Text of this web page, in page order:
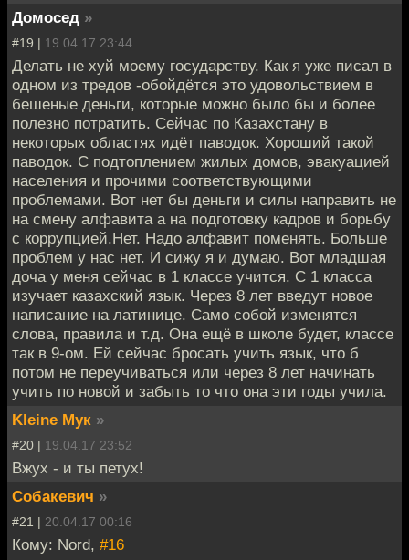
Домосед »
#19 | 19.04.17 23:44
Делать не хуй моему государству. Как я уже писал в
одном из тредов -обойдётся это удовольствием в
бешеные деньги, которые можно было бы и более
полезно потратить. Сейчас по Казахстану в
некоторых областях идёт паводок. Хороший такой
паводок. С подтоплением жилых домов, эвакуацией
населения и прочими соответствующими
проблемами. Вот нет бы деньги и силы направить не
на смену алфавита а на подготовку кадров и борьбу
с коррупцией.Нет. Надо алфавит поменять. Больше
проблем у нас нет. И сижу я и думаю. Вот младшая
доча у меня сейчас в 1 классе учится. С 1 класса
изучает казахский язык. Через 8 лет введут новое
написание на латинице. Само собой изменятся
слова, правила и т.д. Она ещё в школе будет, классе
так в 9-ом. Ей сейчас бросать учить язык, что б
потом не переучиваться или через 8 лет начинать
учить по новой и забыть то что она эти годы учила.
Kleine Мук »
#20 | 19.04.17 23:52
Вжух - и ты петух!
Собакевич »
#21 | 20.04.17 00:16
Кому: Nord, #16